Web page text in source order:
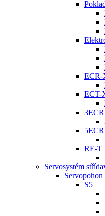
ECR-
ECT-
3ECR
5ECR
RE-T
Servosystém
S5